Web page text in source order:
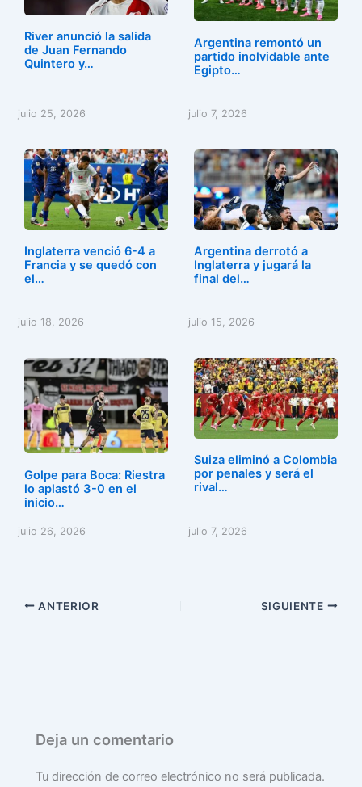
River anunció la salida
de Juan Fernando
Quintero y…
julio 25, 2026
Argentina remontó un
partido inolvidable ante
Egipto…
julio 7, 2026
Inglaterra venció 6-4 a
Francia y se quedó con
el…
julio 18, 2026
Argentina derrotó a
Inglaterra y jugará la
final del…
julio 15, 2026
Golpe para Boca: Riestra
lo aplastó 3-0 en el
inicio…
julio 26, 2026
Suiza eliminó a Colombia
por penales y será el
rival…
julio 7, 2026
ANTERIOR SIGUIENTE
Deja un comentario
Tu dirección de correo electrónico no será publicada.